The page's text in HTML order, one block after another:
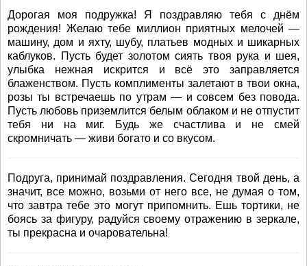
Дорогая моя подружка! Я поздравляю тебя с днём
рождения! Желаю тебе миллион приятных мелочей —
машину, дом и яхту, шубу, платьев модных и шикарных
каблуков. Пусть будет золотом сиять твоя рука и шея,
улыбка нежная искрится и всё это заправляется
блаженством. Пусть комплименты залетают в твои окна,
розы ты встречаешь по утрам — и совсем без повода.
Пусть любовь приземлится белым облаком и не отпустит
тебя ни на миг. Будь же счастлива и не смей
скромничать — живи богато и со вкусом.
Подруга, принимай поздравления. Сегодня твой день, а
значит, все можно, возьми от него все, не думая о том,
что завтра тебе это могут припомнить. Ешь тортики, не
боясь за фигуру, радуйся своему отражению в зеркале,
ты прекрасна и очаровательна!